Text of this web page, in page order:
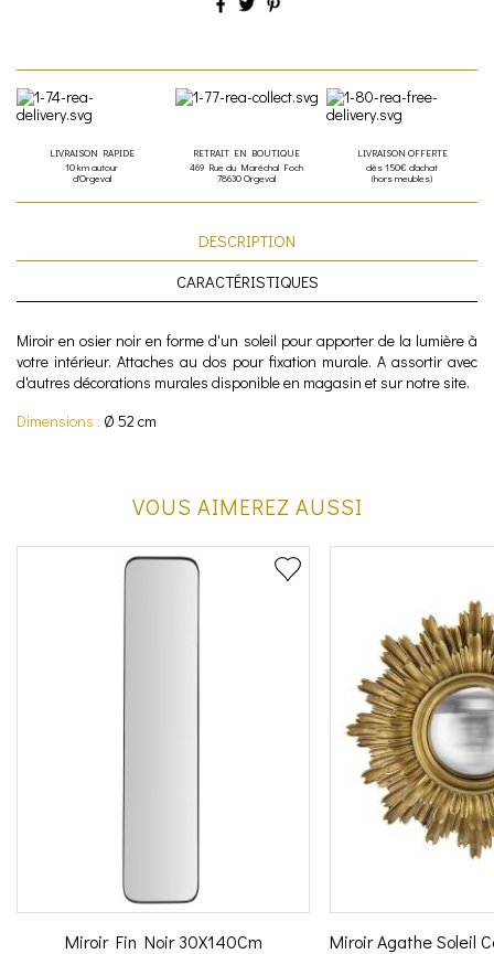
LIVRAISON RAPIDE
10 km autour
d'Orgeval
RETRAIT EN BOUTIQUE
469 Rue du Maréchal Foch
78630 Orgeval
LIVRAISON OFFERTE
dès 150€ d'achat
(hors meubles)
DESCRIPTION
CARACTÉRISTIQUES
Miroir en osier noir en forme d'un soleil pour apporter de la lumière à
votre intérieur. Attaches au dos pour fixation murale. A assortir avec
d'autres décorations murales disponible en magasin et sur notre site.
Dimensions : Ø 52 cm
VOUS AIMEREZ AUSSI
Miroir Fin Noir 30X140Cm Miroir Agathe Soleil